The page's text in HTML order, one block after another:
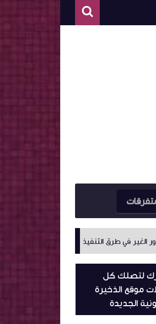
التنفيذ من إعداد صبري يعقوبي أستاذ
لتصلك كل
موقع الذخيرة
الجديدة